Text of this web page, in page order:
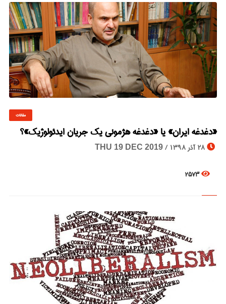
مقالات
«دغدغه ایران» یا «دغدغه هژمونی یک جریان ایدئولوژیک»؟
28 آذر 1398 / THU 19 DEC 2019
2573